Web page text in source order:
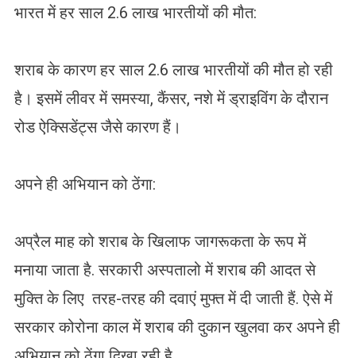
भारत में हर साल 2.6 लाख भारतीयों की मौत:
शराब के कारण हर साल 2.6 लाख भारतीयों की मौत हो रही
है। इसमें लीवर में समस्‍या, कैंसर, नशे में ड्राइव‍िंग के दौरान
रोड ऐक्‍स‍िडेंट्स जैसे कारण हैं।
अपने ही अभियान को ठेंगा:
अप्रैल माह को शराब के खिलाफ जागरूकता के रूप में
मनाया जाता है. सरकारी अस्पतालो में शराब की आदत से
मुक्ति के लिए तरह-तरह की दवाएं मुफ्त में दी जाती हैं. ऐसे में
सरकार कोरोना काल में शराब की दुकान खुलवा कर अपने ही